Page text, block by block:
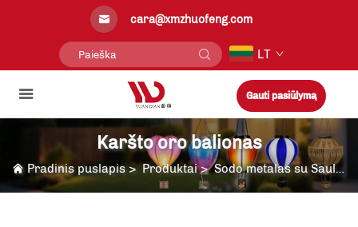
cara@xmzhuofeng.com
LT
Gauti pasiūlymą
Karšto oro balionas
Pradinis puslapis> Produktai>Sodo metalas su Saulės šviesa